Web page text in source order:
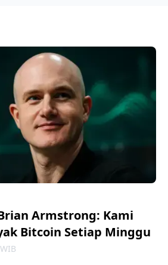
Armstrong: Kami
Bitcoin Setiap Minggu